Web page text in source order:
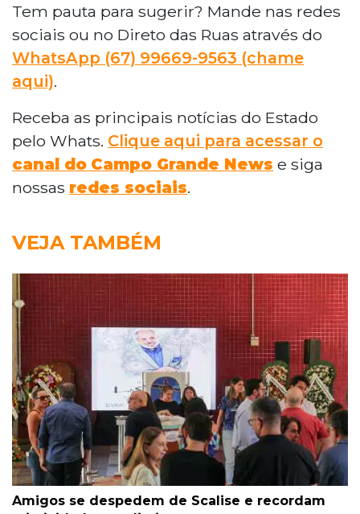
Tem pauta para sugerir? Mande nas redes
sociais ou no Direto das Ruas através do
WhatsApp (67) 99669-9563 (chame
aqui).
Receba as principais notícias do Estado
pelo Whats. Clique aqui para acessar o
canal do Campo Grande News e siga
nossas redes sociais.
VEJA TAMBÉM
Amigos se despedem de Scalise e recordam